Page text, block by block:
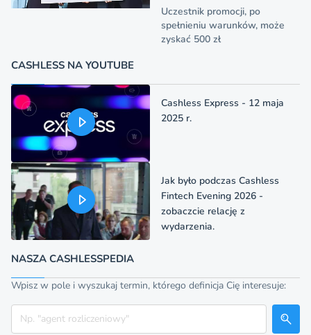
Uczestnik promocji, po
spełnieniu warunków, może
zyskać 500 zł
CASHLESS NA YOUTUBE
Cashless Express - 12 maja
2025 r.
Jak było podczas Cashless
Fintech Evening 2026 -
zobaczcie relację z
wydarzenia.
NASZA CASHLESSPEDIA
Wpisz w pole i wyszukaj termin, którego definicja Cię interesuje:
Szukaj